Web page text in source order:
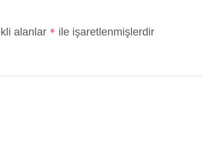
alanlar * ile işaretlenmişlerdir